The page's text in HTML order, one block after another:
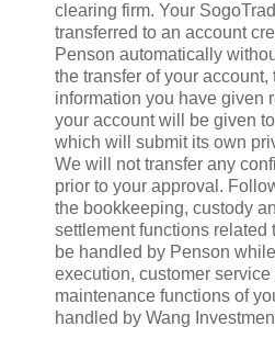
clearing firm. Your
transferred to an account
Penson automatically
the transfer of your account,
information you have given
your account will be given
which will submit its own
We will not transfer any
prior to your approval.
the bookkeeping, custody
settlement functions related
be handled by Penson
execution, customer
maintenance functions of
handled by Wang